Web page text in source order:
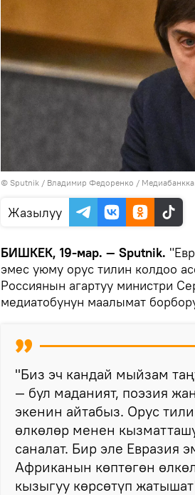
© Sputnik / Владимир Федоренко / Медиабанкка
Жазылуу
БИШКЕК, 19-мар. — Sputnik.
эмес уюму орус тилин колдоо
Россиянын агартуу министри
медиатобунун маалымат
"Биз эч кандай мыйзам
— бул маданият, поэзия
экенин айтабыз. Орус
өлкөлөр менен
саналат. Бир эле
Африканын көптөгөн
кызыгуу көрсөтүп